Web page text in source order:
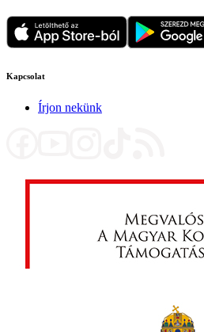
Kapcsolat
Írjon nekünk